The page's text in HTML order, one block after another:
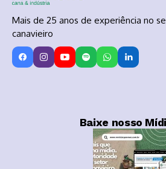
Mais de 25 anos de experiência no
canavieiro
Baixe nosso